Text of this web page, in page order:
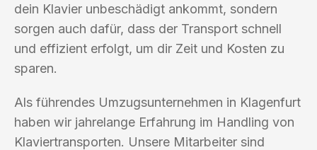
dein Klavier unbeschädigt ankommt, sondern
sorgen auch dafür, dass der Transport schnell
und effizient erfolgt, um dir Zeit und Kosten zu
sparen.
Als führendes Umzugsunternehmen in Klagenfurt
haben wir jahrelange Erfahrung im Handling von
Klaviertransporten. Unsere Mitarbeiter sind